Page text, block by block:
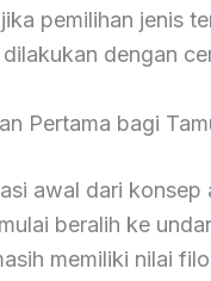
pemilihan jenis
dengan
Pertama bagi
awal dari konsep
beralih ke
memiliki nilai